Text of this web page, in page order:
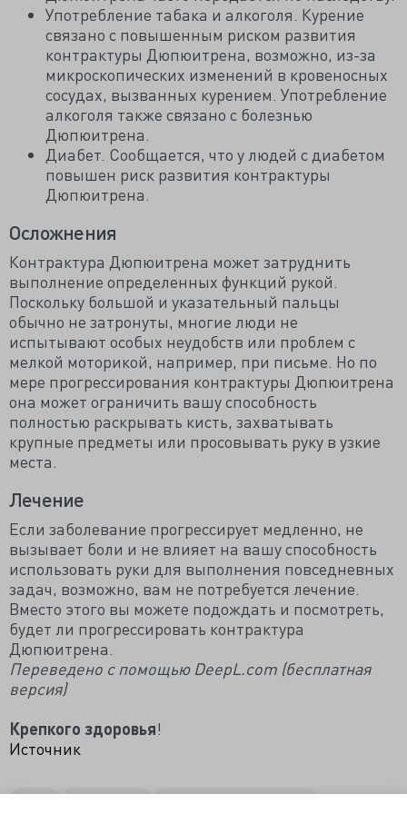
Употребление табака и алкоголя. Курение
связано с повышенным риском развития
контрактуры Дюпюитрена, возможно, из-за
микроскопических изменений в кровеносных
сосудах, вызванных курением. Употребление
алкоголя также связано с болезнью
Дюпюитрена.
Диабет. Сообщается, что у людей с диабетом
повышен риск развития контрактуры
Дюпюитрена.
Осложнения
Контрактура Дюпюитрена может затруднить
выполнение определенных функций рукой.
Поскольку большой и указательный пальцы
обычно не затронуты, многие люди не
испытывают особых неудобств или проблем с
мелкой моторикой, например, при письме. Но по
мере прогрессирования контрактуры Дюпюитрена
она может ограничить вашу способность
полностью раскрывать кисть, захватывать
крупные предметы или просовывать руку в узкие
места.
Лечение
Если заболевание прогрессирует медленно, не
вызывает боли и не влияет на вашу способность
использовать руки для выполнения повседневных
задач, возможно, вам не потребуется лечение.
Вместо этого вы можете подождать и посмотреть,
будет ли прогрессировать контрактура
Дюпюитрена.
Переведено с помощью DeepL.com (бесплатная
версия)
Крепкого здоровья!
Источник